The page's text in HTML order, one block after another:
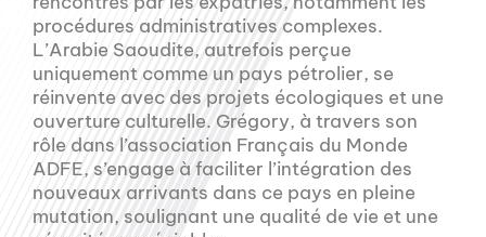
procédures administratives complexes.
L’Arabie Saoudite, autrefois perçue
uniquement comme un pays pétrolier, se
réinvente avec des projets écologiques et une
ouverture culturelle. Grégory, à travers son
rôle dans l’association Français du Monde
ADFE, s’engage à faciliter l’intégration des
nouveaux arrivants dans ce pays en pleine
mutation, soulignant une qualité de vie et une